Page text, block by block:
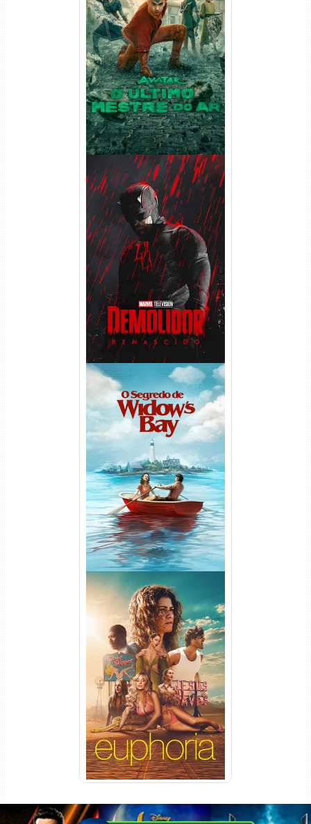
Avatar: O Último Mestre do
Ar 2ª Temporada Torrent
(2026) WEB-DL 1080p Dual
Áudio
Demolidor: Renascido 2ª
Temporada (2026) WEB-DL
1080p Dual Áudio
O Segredo de Widow’s Bay
1ª Temporada Torrent (2026)
WEB-DL 1080p Dual Áudio
Euphoria 3ª Temporada
Torrent (2026) WEB-DL 1080p
Dual Áudio